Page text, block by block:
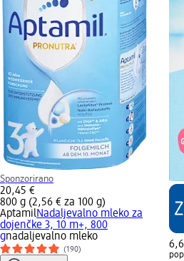
Sponzorirano
20,45 €
800 g (2,56 € za 100 g)
AptamilNadaljevalno mleko za
dojenčke 3, 10 m+, 800
gnadaljevalno mleko
(190)